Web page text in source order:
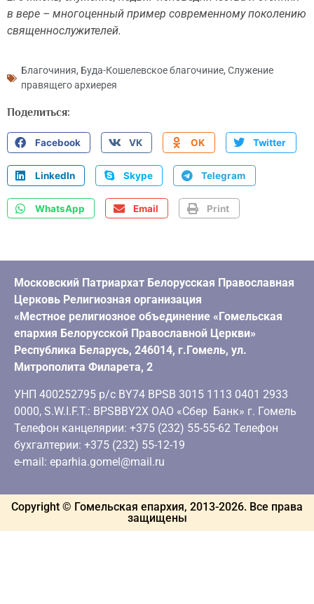
в вере – многоценный пример современному поколению
священнослужителей.
Благочиния, Буда-Кошелевское благочиние, Служение
правящего архиерея
Поделиться:
Facebook VK OK Twitter
LinkedIn Skype Telegram
WhatsApp Email Print
Московский Патриархат Белорусская Православная
Церковь Религиозная организация
«Местное религиозное объединение «Гомельская
епархия Белорусской Православной Церкви»
Республика Беларусь, 246014, г.Гомель, ул.
Митрополита Филарета, 2
УНП 400252795 р/с BY74 BPSB 3015 1113 0401 2933
0000, S.W.I.F.T.: BPSBBY2X ОАО «Сбер Банк» г. Гомель
Телефон канцелярии: +375 (232) 55-55-62 Телефон
бухгалтерии: +375 (232) 55-12-19
e-mail: eparhia.gomel@mail.ru
Copyright © Гомельская епархия, 2013-2026. Все права
защищены